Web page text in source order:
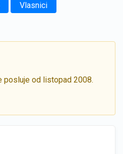
Vlasnici
posluje od listopad 2008.